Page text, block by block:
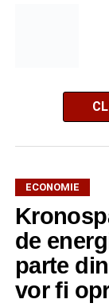
ECONOMIE
de
parte
vor fi